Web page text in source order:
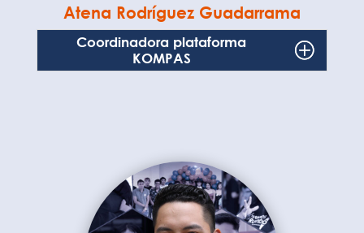
Atena Rodríguez Guadarrama
Coordinadora plataforma
KOMPAS